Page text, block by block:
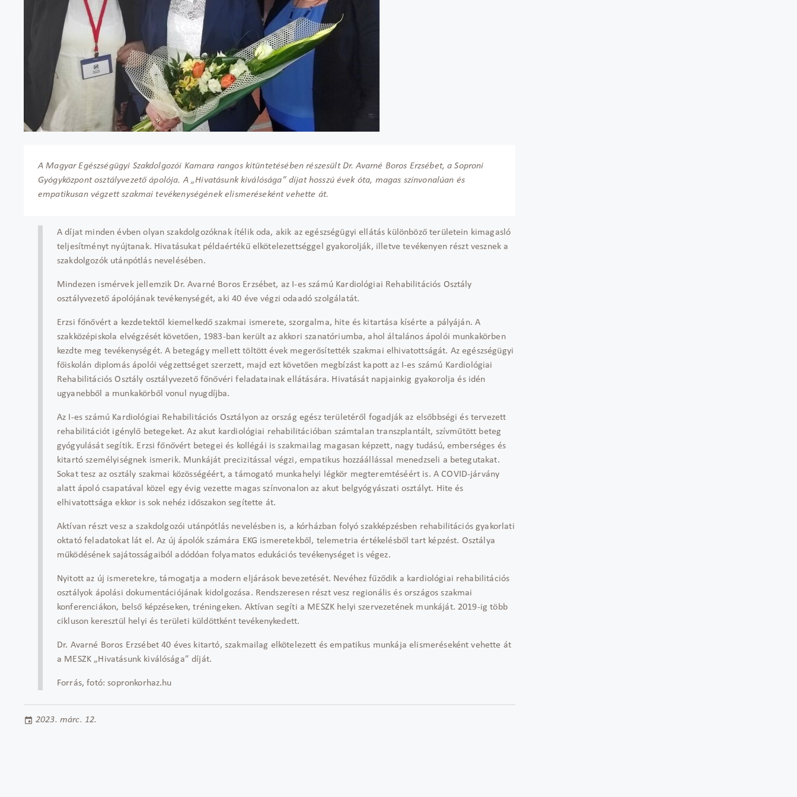
A Magyar Egészségügyi Szakdolgozói Kamara rangos kitüntetésében részesült Dr. Avarné Boros Erzsébet, a Soproni
Gyógyközpont osztályvezető ápolója. A „Hivatásunk kiválósága” díjat hosszú évek óta, magas színvonalúan és
empatikusan végzett szakmai tevékenységének elismeréseként vehette át.
A díjat minden évben olyan szakdolgozóknak ítélik oda, akik az egészségügyi ellátás különböző területein kimagasló
teljesítményt nyújtanak. Hivatásukat példaértékű elkötelezettséggel gyakorolják, illetve tevékenyen részt vesznek a
szakdolgozók utánpótlás nevelésében.
Mindezen ismérvek jellemzik Dr. Avarné Boros Erzsébet, az I-es számú Kardiológiai Rehabilitációs Osztály
osztályvezető ápolójának tevékenységét, aki 40 éve végzi odaadó szolgálatát.
Erzsi főnővért a kezdetektől kiemelkedő szakmai ismerete, szorgalma, hite és kitartása kísérte a pályáján. A
szakközépiskola elvégzését követően, 1983-ban került az akkori szanatóriumba, ahol általános ápolói munkakörben
kezdte meg tevékenységét. A betegágy mellett töltött évek megerősítették szakmai elhivatottságát. Az egészségügyi
főiskolán diplomás ápolói végzettséget szerzett, majd ezt követően megbízást kapott az I-es számú Kardiológiai
Rehabilitációs Osztály osztályvezető főnővéri feladatainak ellátására. Hivatását napjainkig gyakorolja és idén
ugyanebből a munkakörből vonul nyugdíjba.
Az I-es számú Kardiológiai Rehabilitációs Osztályon az ország egész területéről fogadják az elsőbbségi és tervezett
rehabilitációt igénylő betegeket. Az akut kardiológiai rehabilitációban számtalan transzplantált, szívműtött beteg
gyógyulását segítik. Erzsi főnővért betegei és kollégái is szakmailag magasan képzett, nagy tudású, emberséges és
kitartó személyiségnek ismerik. Munkáját precizitással végzi, empatikus hozzáállással menedzseli a betegutakat.
Sokat tesz az osztály szakmai közösségéért, a támogató munkahelyi légkör megteremtéséért is. A COVID-járvány
alatt ápoló csapatával közel egy évig vezette magas színvonalon az akut belgyógyászati osztályt. Hite és
elhivatottsága ekkor is sok nehéz időszakon segítette át.
Aktívan részt vesz a szakdolgozói utánpótlás nevelésben is, a kórházban folyó szakképzésben rehabilitációs gyakorlati
oktató feladatokat lát el. Az új ápolók számára EKG ismeretekből, telemetria értékelésből tart képzést. Osztálya
működésének sajátosságaiból adódóan folyamatos edukációs tevékenységet is végez.
Nyitott az új ismeretekre, támogatja a modern eljárások bevezetését. Nevéhez fűződik a kardiológiai rehabilitációs
osztályok ápolási dokumentációjának kidolgozása. Rendszeresen részt vesz regionális és országos szakmai
konferenciákon, belső képzéseken, tréningeken. Aktívan segíti a MESZK helyi szervezetének munkáját. 2019-ig több
cikluson keresztül helyi és területi küldöttként tevékenykedett.
Dr. Avarné Boros Erzsébet 40 éves kitartó, szakmailag elkötelezett és empatikus munkája elismeréseként vehette át
a MESZK „Hivatásunk kiválósága” díját.
Forrás, fotó: sopronkorhaz.hu
2023. márc. 12.